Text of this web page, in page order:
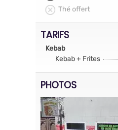
Thé offert
TARIFS
Kebab
Kebab + Frites
PHOTOS